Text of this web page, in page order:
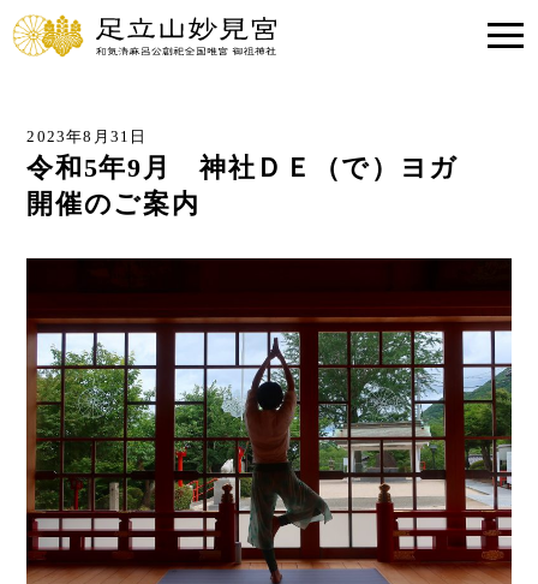
2023年8月31日
令和5年9月 神社ＤＥ（で）ヨガ
開催のご案内